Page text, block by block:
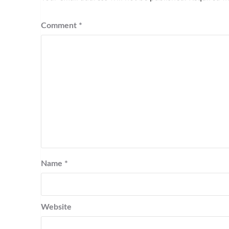
Comment *
Name *
Website